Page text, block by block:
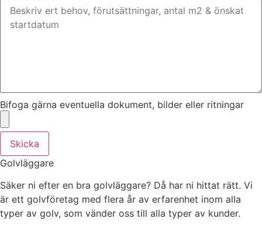
Bifoga gärna eventuella dokument, bilder eller ritningar
Skicka
Golvläggare
Säker ni efter en bra golvläggare? Då har ni hittat rätt. Vi
är ett golvföretag med flera år av erfarenhet inom alla
typer av golv, som vänder oss till alla typer av kunder.